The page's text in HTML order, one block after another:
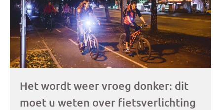
Het wordt weer vroeg donker: dit
moet u weten over fietsverlichting